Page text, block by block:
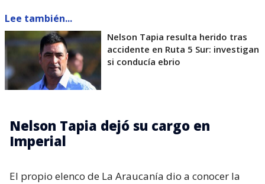
Lee también...
Nelson Tapia resulta herido tras
accidente en Ruta 5 Sur: investigan
si conducía ebrio
Nelson Tapia dejó su cargo en
Imperial
El propio elenco de La Araucanía dio a conocer la